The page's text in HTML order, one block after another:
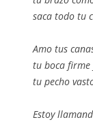
saca todo tu
Amo tus
tu boca
tu pecho
Estoy